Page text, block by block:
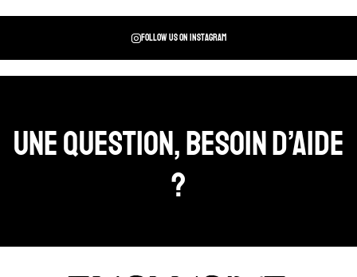
Follow us on instagram
Une question, Besoin d’aide
?